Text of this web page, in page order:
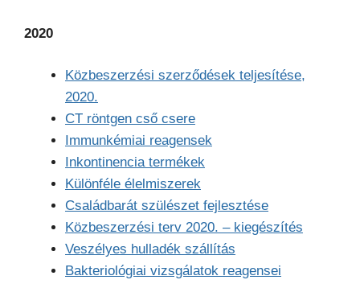
2020
Közbeszerzési szerződések teljesítése,
2020.
CT röntgen cső csere
Immunkémiai reagensek
Inkontinencia termékek
Különféle élelmiszerek
Családbarát szülészet fejlesztése
Közbeszerzési terv 2020. – kiegészítés
Veszélyes hulladék szállítás
Bakteriológiai vizsgálatok reagensei